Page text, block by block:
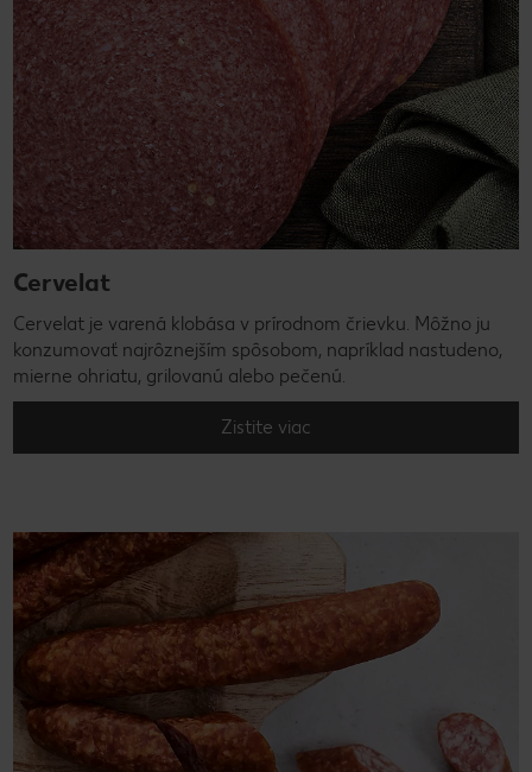
Cervelat
Cervelat je varená klobása v prírodnom črievku. Môžno ju
konzumovať najrôznejším spôsobom, napríklad nastudeno,
mierne ohriatu, grilovanú alebo pečenú.
Zistite viac